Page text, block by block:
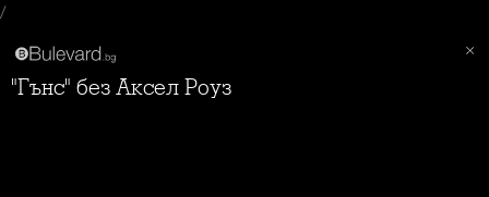
/
"Гънс" без Аксел Роуз